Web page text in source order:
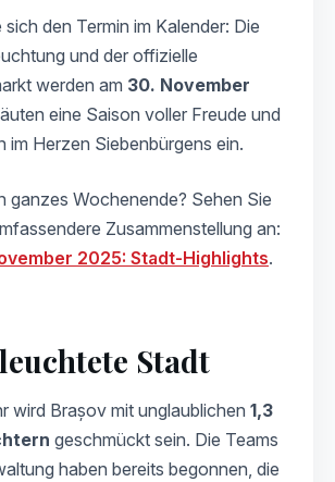
sich den Termin im Kalender: Die
und der offizielle
werden am 30. November
eine Saison voller Freude und
im Herzen Siebenbürgens ein.
ganzes Wochenende? Sehen Sie
Zusammenstellung an:
2025: Stadt-Highlights.
Stadt
wird Brașov mit unglaublichen 1,3
geschmückt sein. Die Teams
haben bereits begonnen, die